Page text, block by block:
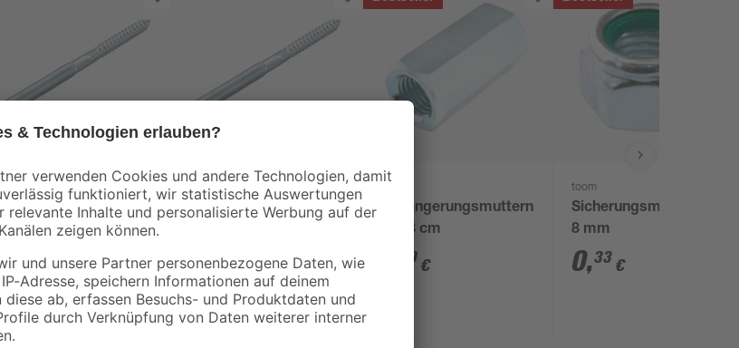
Fischer
Stockschrauben 'STS'
Ø 8 x 80 mm inklusive
4,29€
Fischer
Stockschrauben 'STS'
Stück
4,79€
Verlängerungsmuttern
Ø 0,8 cm
69 €
toom
Sicherungsmuttern Ø
8 mm
0,33 €